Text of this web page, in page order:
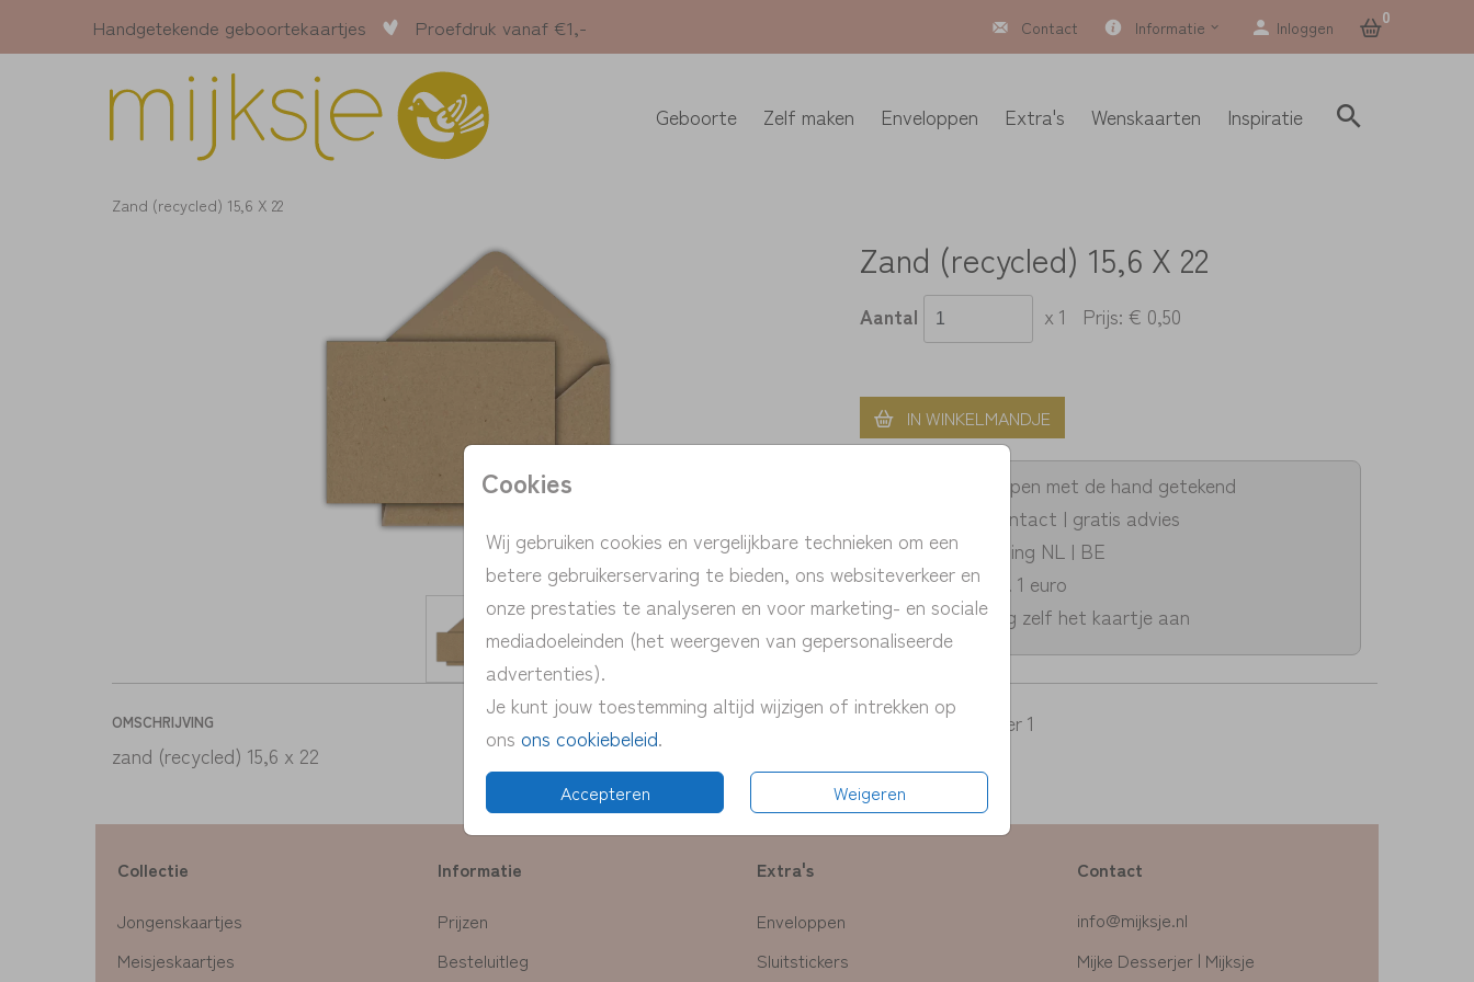
Handgetekende geboortekaartjes Proefdruk vanaf €1,- Contact Informatie Inloggen 0
Geboorte Zelf maken Enveloppen Extra's Wenskaarten Inspiratie
Cookies
Wij gebruiken cookies en vergelijkbare technieken om een
betere gebruikerservaring te bieden, ons websiteverkeer en
onze prestaties te analyseren en voor marketing- en sociale
mediadoeleinden (het weergeven van gepersonaliseerde
advertenties).
Je kunt jouw toestemming altijd wijzigen of intrekken op
ons ons cookiebeleid.
Accepteren Weigeren
Zand (recycled) 15,6 X 22
Zand (recycled) 15,6 X 22
Aantal x 1 Prijs:€ 0,50
IN WINKELMANDJE
> unieke ontwerpen met de hand getekend
> persoonlijk contact | gratis advies
> snelle verzending NL | BE
> proefdruk v.a. 1 euro
> pas eenvoudig zelf het kaartje aan
OMSCHRIJVING
zand (recycled) 15,6 x 22
Prijs:€ 0,50 per 1
Collectie
Jongenskaartjes
Meisjeskaartjes
Informatie
Prijzen
Besteluitleg
Extra's
Enveloppen
Sluitstickers
Contact
info@mijksje.nl
Mijke Desserjer | Mijksje